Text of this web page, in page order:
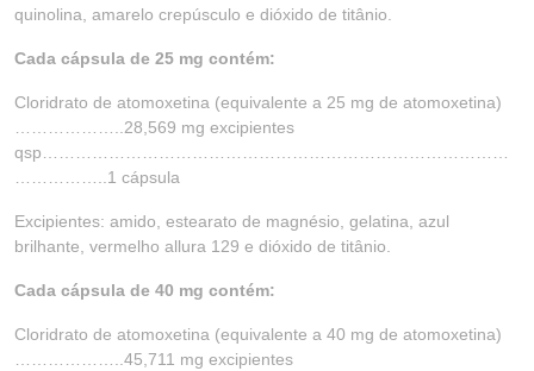
quinolina, amarelo crepúsculo e dióxido de titânio.
Cada cápsula de 25 mg contém:
Cloridrato de atomoxetina (equivalente a 25 mg de atomoxetina)
………………..28,569 mg excipientes
qsp…………………………………………………………………………
……………..1 cápsula
Excipientes: amido, estearato de magnésio, gelatina, azul
brilhante, vermelho allura 129 e dióxido de titânio.
Cada cápsula de 40 mg contém:
Cloridrato de atomoxetina (equivalente a 40 mg de atomoxetina)
………………..45,711 mg excipientes